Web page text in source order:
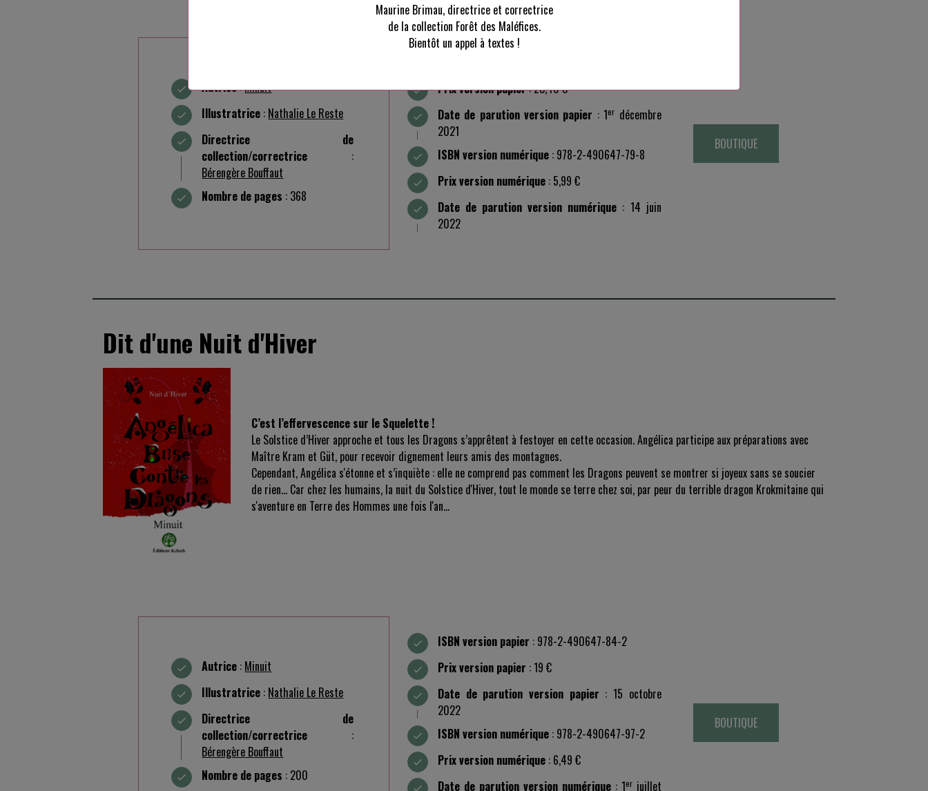
Autrice:Minuit
Illustratrice : Nathalie Le Reste
Directrice de
collection/correctrice :
Bérengère Bouffaut
Nombre de pages : 368
Prix version papier: 23,40 €
Date de parution version papier : 1er décembre
2021
ISBN version numérique : 978-2-490647-79-8
Prix version numérique : 5,99 €
Date de parution version numérique : 14 juin
2022
BOUTIQUE
Dit d'une Nuit d'Hiver
C’est l’effervescence sur le Squelette !
Le Solstice d’Hiver approche et tous les Dragons s’apprêtent à festoyer en cette occasion. Angélica participe aux préparations avec
Maître Kram et Güt, pour recevoir dignement leurs amis des montagnes.
Cependant, Angélica s'étonne et s’inquiète : elle ne comprend pas comment les Dragons peuvent se montrer si joyeux sans se soucier
de rien… Car chez les humains, la nuit du Solstice d'Hiver, tout le monde se terre chez soi, par peur du terrible dragon Krokmitaine qui
s'aventure en Terre des Hommes une fois l'an…
Autrice : Minuit
Illustratrice : Nathalie Le Reste
Directrice de
collection/correctrice :
Bérengère Bouffaut
Nombre de pages : 200
ISBN version papier : 978-2-490647-84-2
Prix version papier : 19 €
Date de parution version papier : 15 octobre
2022
ISBN version numérique : 978-2-490647-97-2
Prix version numérique : 6,49 €
Date de parution version numérique: 1erjuillet
BOUTIQUE
Maurine Brimau, directrice et correctrice
de la collection Forêt des Maléfices.
Bientôt un appel à textes !